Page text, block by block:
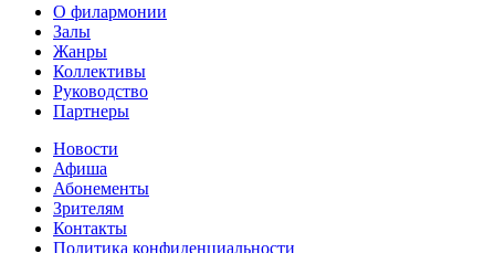
О филармонии
Залы
Жанры
Коллективы
Руководство
Партнеры
Новости
Афиша
Абонементы
Зрителям
Контакты
Политика конфиденциальности